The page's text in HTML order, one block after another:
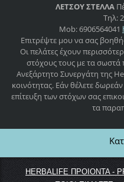
ΛΕΤΣΟΥ ΣΤΕΛΛΑ
Τηλ:
Mob: 6906564041
Επιτρέψτε μου να σας
Οι πελάτες έχουν
στόχους τους με τα σωστά
Ανεξάρτητο Συνεργάτη της
κοινότητας. Εάν θέλετε
επίτευξη των στόχων σας
τα
HERBALIFE ΠΡΟΙΟΝΤΑ -